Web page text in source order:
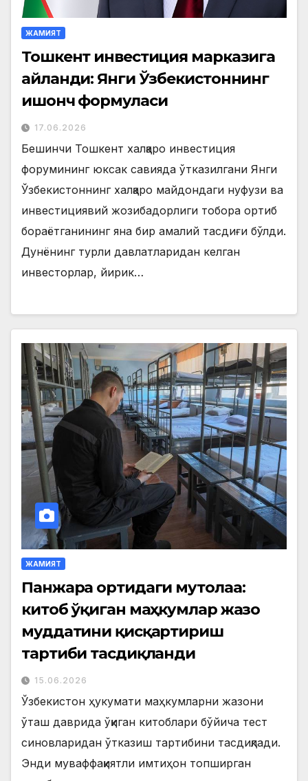
ЖАМИЯТ
Тошкент инвестиция марказига
айланди: Янги Ўзбекистоннинг
ишонч формуласи
17.06.2026
Бешинчи Тошкент халқаро инвестиция
форумининг юксак савияда ўтказилгани Янги
Ўзбекистоннинг халқаро майдондаги нуфузи ва
инвестициявий жозибадорлиги тобора ортиб
бораётганининг яна бир амалий тасдиғи бўлди.
Дунёнинг турли давлатларидан келган
инвесторлар, йирик…
ЖАМИЯТ
Панжара ортидаги мутолаа:
китоб ўқиган маҳкумлар жазо
муддатини қисқартириш
тартиби тасдиқланди
15.06.2026
Ўзбекистон ҳукумати маҳкумларни жазони
ўташ даврида ўқиган китоблари бўйича тест
синовларидан ўтказиш тартибини тасдиқлади.
Энди муваффақиятли имтиҳон топширган